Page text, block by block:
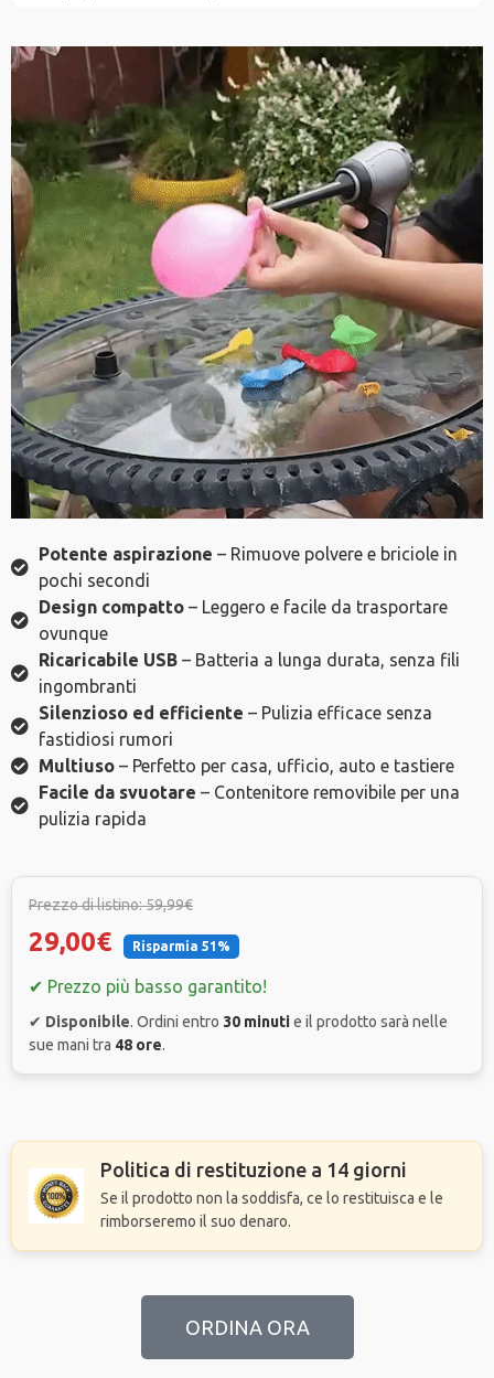
Potente aspirazione – Rimuove polvere e briciole in
pochi secondi
Design compatto – Leggero e facile da trasportare
ovunque
Ricaricabile USB – Batteria a lunga durata, senza fili
ingombranti
Silenzioso ed efficiente – Pulizia efficace senza
fastidiosi rumori
Multiuso – Perfetto per casa, ufficio, auto e tastiere
Facile da svuotare – Contenitore removibile per una
pulizia rapida
Prezzo di listino: 59,99€
29,00€ Risparmia 51%
✔ Prezzo più basso garantito!
✔ Disponibile. Ordini entro 30 minutie il prodotto sarà nelle
sue mani tra 48 ore.
Politica di restituzione a 14 giorni
Se il prodotto non la soddisfa, ce lo restituisca e le
rimborseremo il suo denaro.
ORDINA ORA